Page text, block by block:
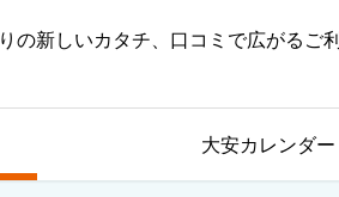
の新しいカタチ、口コミで広がるご利
大安カレンダー